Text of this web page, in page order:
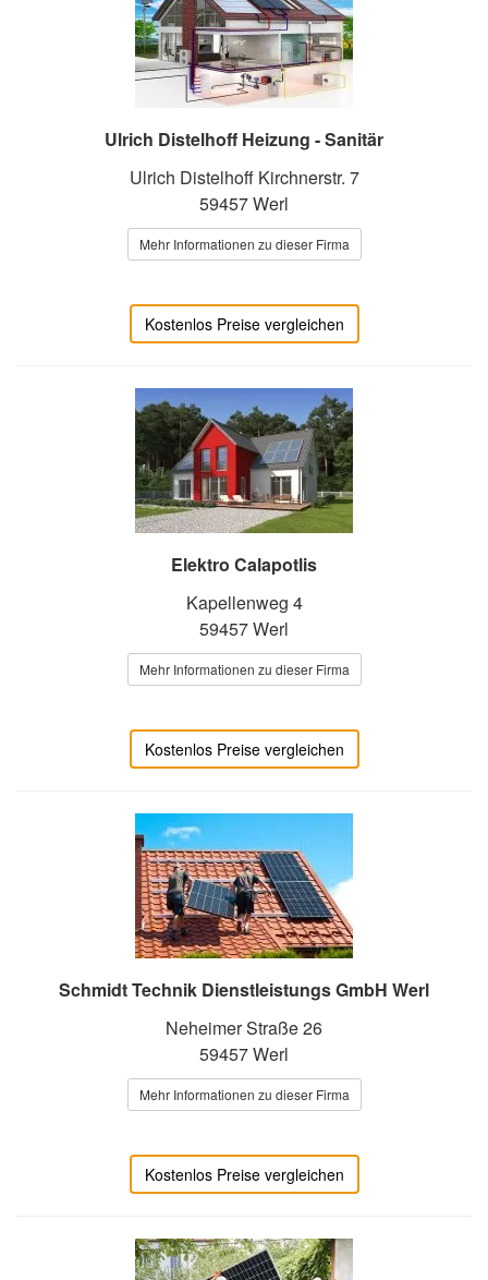
Ulrich Distelhoff Heizung - Sanitär
Ulrich Distelhoff Kirchnerstr. 7
59457 Werl
Mehr Informationen zu dieser Firma
Kostenlos Preise vergleichen
Elektro Calapotlis
Kapellenweg 4
59457 Werl
Mehr Informationen zu dieser Firma
Kostenlos Preise vergleichen
Schmidt Technik Dienstleistungs GmbH Werl
Neheimer Straße 26
59457 Werl
Mehr Informationen zu dieser Firma
Kostenlos Preise vergleichen